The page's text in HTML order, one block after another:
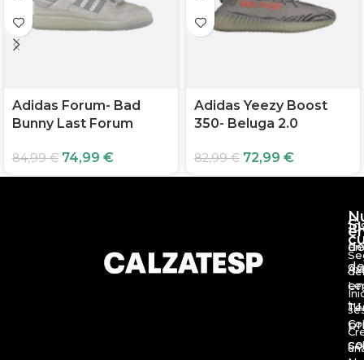
Adidas Forum- Bad
Bunny Last Forum
84,99€ 74,99 €
Adidas Yeezy Boost
350- Beluga 2.0
82,99€ 72,99 €
de
en
tu